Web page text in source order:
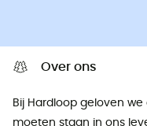
Over ons
Bij Hardloop geloven
moeten staan ​​in ons